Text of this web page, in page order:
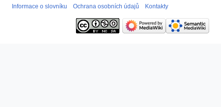
Informace o slovníku Ochrana osobních údajů Kontakty